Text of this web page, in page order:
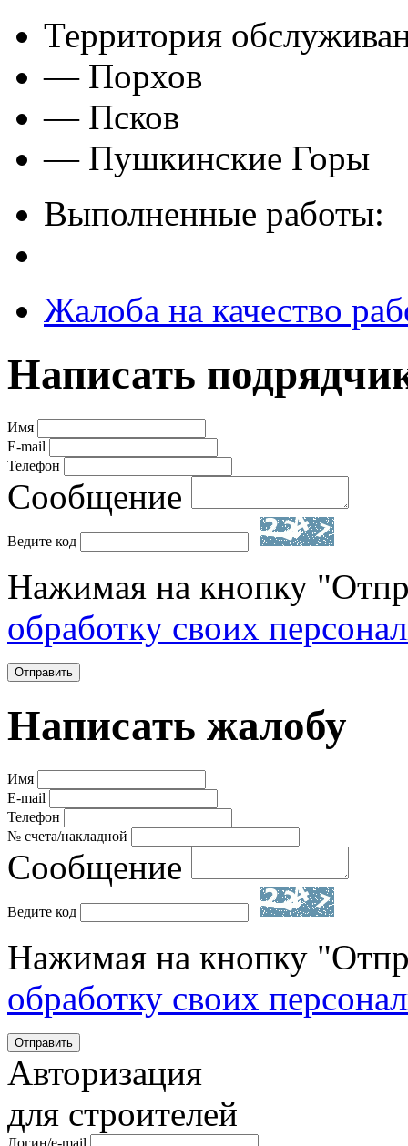
Территория
— Порхов
— Псков
— Пушкинские Горы
Выполненные работы:
Жалоба на качество
Написать
Имя
E-mail
Телефон
Сообщение
Ведите код
Нажимая на кнопку
обработку своих
Отправить
Написать жалобу
Имя
E-mail
Телефон
№ счета/накладной
Сообщение
Ведите код
Нажимая на кнопку
обработку своих
Отправить
Авторизация
для строителей
Логин/e-mail